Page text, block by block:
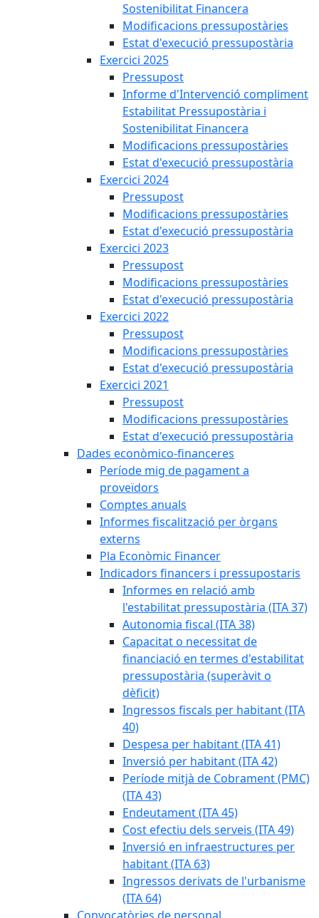
Sostenibilitat Financera
Modificacions pressupostàries
Estat d'execució pressupostària
Exercici 2025
Pressupost
Informe d'Intervenció compliment
Estabilitat Pressupostària i
Sostenibilitat Financera
Modificacions pressupostàries
Estat d'execució pressupostària
Exercici 2024
Pressupost
Modificacions pressupostàries
Estat d'execució pressupostària
Exercici 2023
Pressupost
Modificacions pressupostàries
Estat d'execució pressupostària
Exercici 2022
Pressupost
Modificacions pressupostàries
Estat d'execució pressupostària
Exercici 2021
Pressupost
Modificacions pressupostàries
Estat d'execució pressupostària
Dades econòmico-financeres
Període mig de pagament a
proveïdors
Comptes anuals
Informes fiscalització per òrgans
externs
Pla Econòmic Financer
Indicadors financers i pressupostaris
Informes en relació amb
l'estabilitat pressupostària (ITA 37)
Autonomia fiscal (ITA 38)
Capacitat o necessitat de
financiació en termes d'estabilitat
pressupostària (superàvit o
dèficit)
Ingressos fiscals per habitant (ITA
40)
Despesa per habitant (ITA 41)
Inversió per habitant (ITA 42)
Període mitjà de Cobrament (PMC)
(ITA 43)
Endeutament (ITA 45)
Cost efectiu dels serveis (ITA 49)
Inversió en infraestructures per
habitant (ITA 63)
Ingressos derivats de l'urbanisme
(ITA 64)